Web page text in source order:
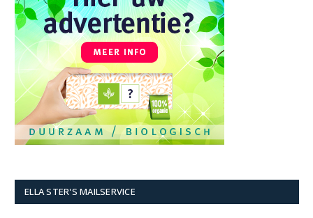
ELLA STER'S MAILSERVICE